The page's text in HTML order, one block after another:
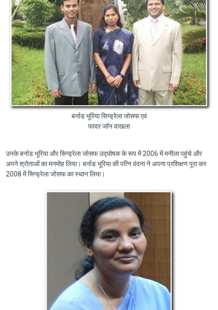
बर्नाड भूरिया सिन्ड्रेला जोसफ एवं
फादर जॉन वाखला
उनके बर्नाड भूरिया और सिन्ड्रेला जोसफ उद्घोषक के रूप में 2006 में मनीला पहुंचे और
अपने श्रोताओं का मनमोह लिया। बर्नाड भूरिया की पत्नि वंदना ने अपना प्रशिक्षण पूरा कर
2008 में सिन्ड्रेला जोसफ का स्थान लिया।